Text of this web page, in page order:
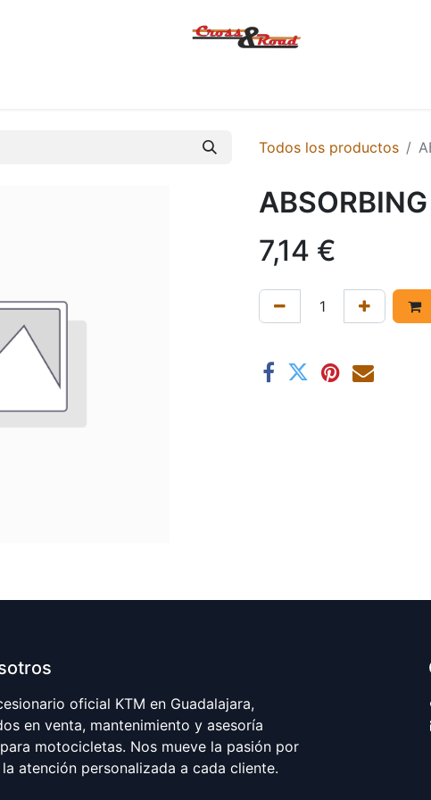
Todos los productos
7,14 €
oficial KTM en Guadalajara,
en venta, mantenimiento y asesoría
motocicletas. Nos mueve la pasión por
atención personalizada a cada cliente.